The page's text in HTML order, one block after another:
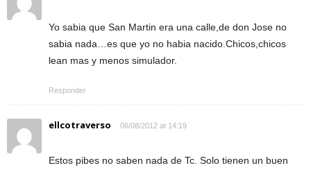
Yo sabia que San Martin era una calle,de don Jose no
sabia nada…es que yo no habia nacido.Chicos,chicos
lean mas y menos simulador.
Responder
ellcotraverso 06/08/2012 at 14:19
Estos pibes no saben nada de Tc. Solo tienen un buen